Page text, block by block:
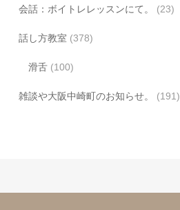
会話：ボイトレレッスンにて。 (23)
話し方教室 (378)
滑舌 (100)
雑談や大阪中崎町のお知らせ。 (191)